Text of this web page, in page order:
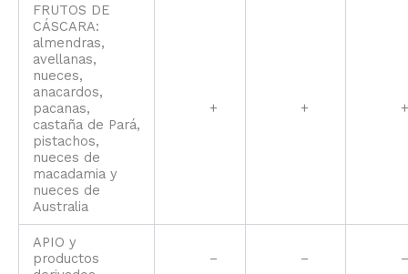
FRUTOS DE
CÁSCARA:
almendras,
avellanas,
nueces,
anacardos,
pacanas,
castaña de Pará,
pistachos,
nueces de
macadamia y
nueces de
Australia
+ + +
APIO y
productos
– – –